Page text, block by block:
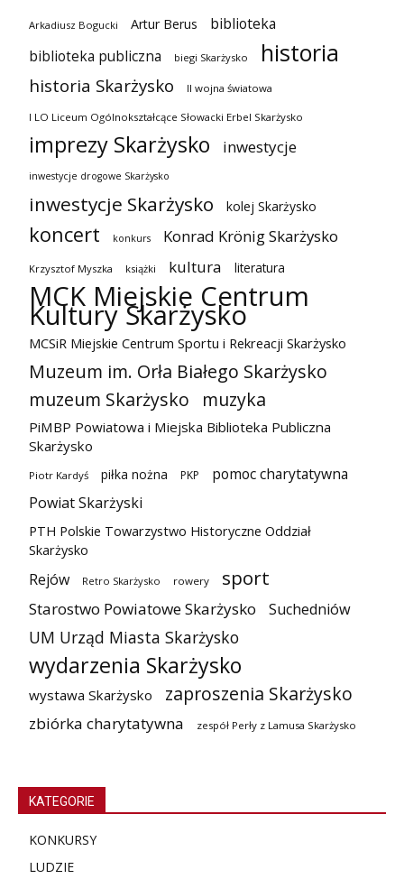
Arkadiusz Bogucki Artur Berus
biblioteka
biblioteka publiczna
biegi Skarżysko historia
historia Skarżysko II wojna światowa
I LO Liceum Ogólnokształcące Słowacki Erbel Skarżysko
imprezy Skarżysko inwestycje
inwestycje drogowe Skarżysko
inwestycje Skarżysko kolej Skarżysko
koncert konkurs Konrad Krönig Skarżysko
Krzysztof Myszka książki kultura literatura
MCK Miejskie Centrum
Kultury Skarżysko
MCSiR Miejskie Centrum Sportu i Rekreacji Skarżysko
Muzeum im. Orła Białego Skarżysko
muzeum Skarżysko
muzyka
PiMBP Powiatowa i Miejska Biblioteka Publiczna
Skarżysko
Piotr Kardyś piłka nożna PKP
pomoc charytatywna
Powiat Skarżyski
PTH Polskie Towarzystwo Historyczne Oddział
Skarżysko
Rejów Retro Skarżysko rowery sport
Starostwo Powiatowe Skarżysko Suchedniów
UM Urząd Miasta Skarżysko
wydarzenia Skarżysko
wystawa Skarżysko zaproszenia Skarżysko
zbiórka charytatywna zespół Perły z Lamusa Skarżysko
KATEGORIE
KONKURSY
LUDZIE